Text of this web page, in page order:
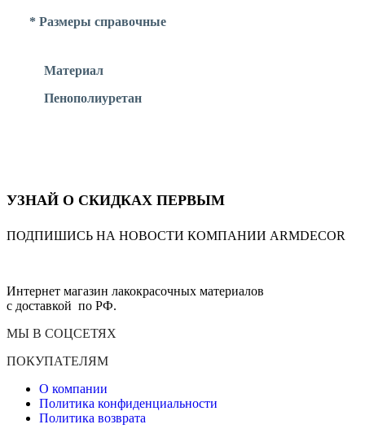
* Размеры справочные
Материал
Пенополиуретан
УЗНАЙ О СКИДКАХ ПЕРВЫМ
ПОДПИШИСЬ НА НОВОСТИ КОМПАНИИ ARMDECOR
Интернет магазин лакокрасочных материалов
с доставкой по РФ.
МЫ В СОЦСЕТЯХ
ПОКУПАТЕЛЯМ
О компании
Политика конфиденциальности
Политика возврата